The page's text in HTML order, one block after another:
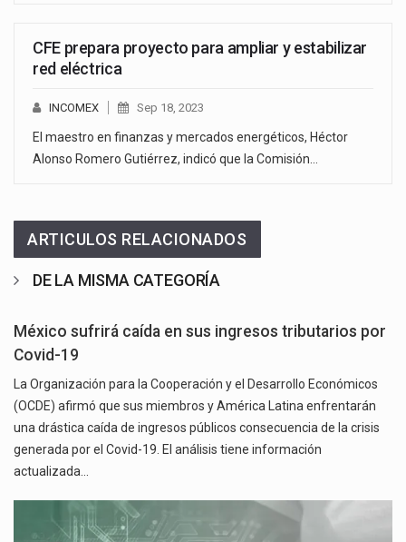
CFE prepara proyecto para ampliar y estabilizar
red eléctrica
INCOMEX Sep 18, 2023
El maestro en finanzas y mercados energéticos, Héctor
Alonso Romero Gutiérrez, indicó que la Comisión…
ARTICULOS RELACIONADOS
DE LA MISMA CATEGORÍA
México sufrirá caída en sus ingresos tributarios por
Covid-19
La Organización para la Cooperación y el Desarrollo Económicos
(OCDE) afirmó que sus miembros y América Latina enfrentarán
una drástica caída de ingresos públicos consecuencia de la crisis
generada por el Covid-19. El análisis tiene información
actualizada…